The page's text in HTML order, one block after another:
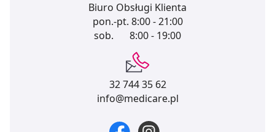
Biuro Obsługi Klienta
pon.-pt. 8:00 - 21:00
sob.
8:00 - 19:00
32 744 35 62
info@medicare.pl